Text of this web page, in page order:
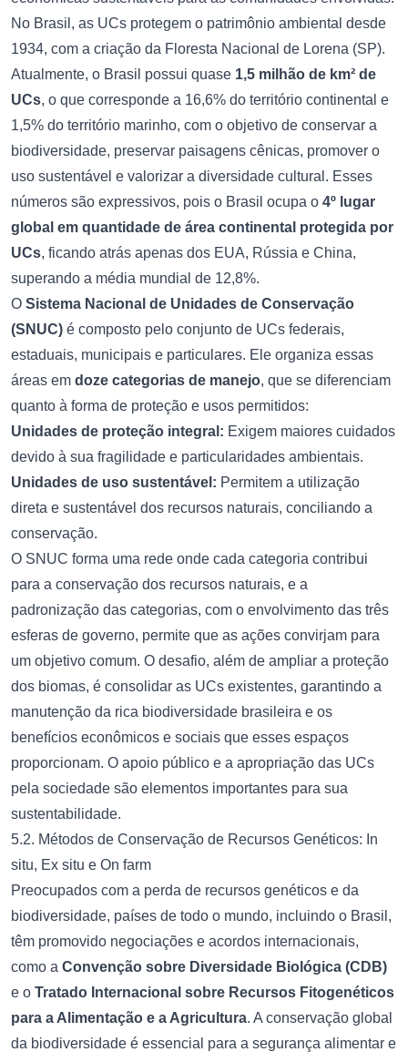
No Brasil, as UCs protegem o patrimônio ambiental desde
1934, com a criação da Floresta Nacional de Lorena (SP).
Atualmente, o Brasil possui quase 1,5 milhão de km² de
UCs, o que corresponde a 16,6% do território continental e
1,5% do território marinho, com o objetivo de conservar a
biodiversidade, preservar paisagens cênicas, promover o
uso sustentável e valorizar a diversidade cultural. Esses
números são expressivos, pois o Brasil ocupa o 4º lugar
global em quantidade de área continental protegida por
UCs, ficando atrás apenas dos EUA, Rússia e China,
superando a média mundial de 12,8%.
O Sistema Nacional de Unidades de Conservação
(SNUC) é composto pelo conjunto de UCs federais,
estaduais, municipais e particulares. Ele organiza essas
áreas em doze categorias de manejo, que se diferenciam
quanto à forma de proteção e usos permitidos:
Unidades de proteção integral: Exigem maiores cuidados
devido à sua fragilidade e particularidades ambientais.
Unidades de uso sustentável: Permitem a utilização
direta e sustentável dos recursos naturais, conciliando a
conservação.
O SNUC forma uma rede onde cada categoria contribui
para a conservação dos recursos naturais, e a
padronização das categorias, com o envolvimento das três
esferas de governo, permite que as ações convirjam para
um objetivo comum. O desafio, além de ampliar a proteção
dos biomas, é consolidar as UCs existentes, garantindo a
manutenção da rica biodiversidade brasileira e os
benefícios econômicos e sociais que esses espaços
proporcionam. O apoio público e a apropriação das UCs
pela sociedade são elementos importantes para sua
sustentabilidade.
5.2. Métodos de Conservação de Recursos Genéticos: In
situ, Ex situ e On farm
Preocupados com a perda de recursos genéticos e da
biodiversidade, países de todo o mundo, incluindo o Brasil,
têm promovido negociações e acordos internacionais,
como a Convenção sobre Diversidade Biológica (CDB)
e o Tratado Internacional sobre Recursos Fitogenéticos
para a Alimentação e a Agricultura. A conservação global
da biodiversidade é essencial para a segurança alimentar e